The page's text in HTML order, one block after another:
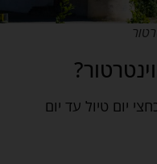
יום טיול עד יום